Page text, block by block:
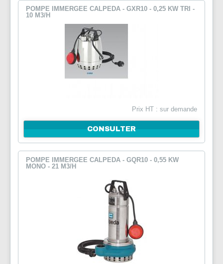
POMPE IMMERGEE CALPEDA - GXR10 - 0,25 KW TRI -
10 M3/H
Prix HT : sur demande
CONSULTER
POMPE IMMERGEE CALPEDA - GQR10 - 0,55 KW
MONO - 21 M3/H